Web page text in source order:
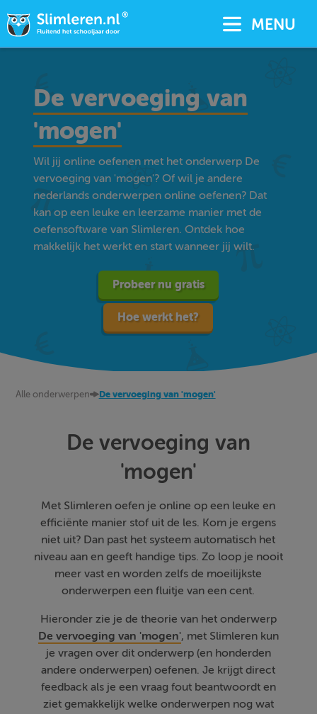
MENU
De vervoeging van
'mogen'
Wil jij online oefenen met het onderwerp De
vervoeging van 'mogen'? Of wil je andere
nederlands onderwerpen online oefenen? Dat
kan op een leuke en leerzame manier met de
oefensoftware van Slimleren. Ontdek hoe
makkelijk het werkt en start wanneer jij wilt.
Probeer nu gratis
Hoe werkt het?
Alle onderwerpen De vervoeging van 'mogen'
De vervoeging van
'mogen'
Met Slimleren oefen je online op een leuke en
efficiënte manier stof uit de les. Kom je ergens
niet uit? Dan past het systeem automatisch het
niveau aan en geeft handige tips. Zo loop je nooit
meer vast en worden zelfs de moeilijkste
onderwerpen een fluitje van een cent.
Hieronder zie je de theorie van het onderwerp
De vervoeging van 'mogen', met Slimleren kun
je vragen over dit onderwerp (en honderden
andere onderwerpen) oefenen. Je krijgt direct
feedback als je een vraag fout beantwoordt en
ziet gemakkelijk welke onderwerpen nog wat